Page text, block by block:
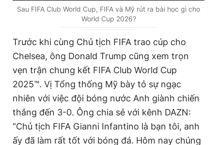
u
e
t
T
i
m
e
u
o
n
Sau FIFA Club World Cup, FIFA và Mỹ rút ra bài học gì cho
World Cup 2026?
Trước khi cùng Chủ tịch FIFA trao cúp cho
Chelsea, ông Donald Trump cũng xem trọn
vẹn trận chung kết FIFA Club World Cup
2025™. Vị Tổng thống Mỹ bày tỏ sự ngạc
nhiên với việc đội bóng nước Anh giành chiến
thắng đến 3-0. Ông chia sẻ với kênh DAZN:
“Chủ tịch FIFA Gianni Infantino là bạn tôi, anh
ấy đã làm rất tốt với bóng đá. Hôm nay chúng